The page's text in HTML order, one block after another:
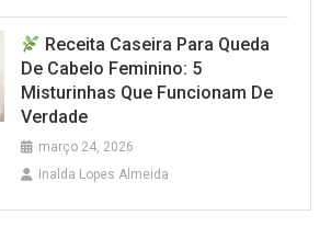
Receita Caseira Para Queda
De Cabelo Feminino: 5
Misturinhas Que Funcionam De
Verdade
março 24, 2026
Inalda Lopes Almeida